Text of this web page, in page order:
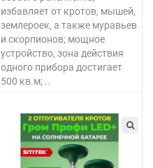
избавляет от кротов, мышей,
землероек, а также муравьев
и скорпионов; мощное
устройство, зона действия
одного прибора достигает
500 кв.м; ..